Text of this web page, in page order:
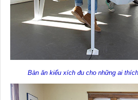
Bàn ăn kiểu xích đu cho những ai